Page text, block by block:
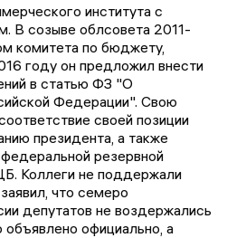
института с
В созыве облсовета 2011-
комитета по бюджету,
году он предложил внести
в статью ФЗ "О
Федерации". Свою
своей позиции
президента, а также
резервной
Коллеги не поддержали
что семеро
депутатов не воздержались
объявлено официально, а